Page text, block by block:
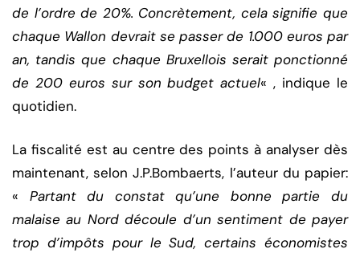
de l’ordre de 20%. Concrètement, cela signifie que
chaque Wallon devrait se passer de 1.000 euros par
an, tandis que chaque Bruxellois serait ponctionné
de 200 euros sur son budget actuel« , indique le
quotidien.
La fiscalité est au centre des points à analyser dès
maintenant, selon J.P.Bombaerts, l’auteur du papier:
« Partant du constat qu’une bonne partie du
malaise au Nord découle d’un sentiment de payer
trop d’impôts pour le Sud, certains économistes